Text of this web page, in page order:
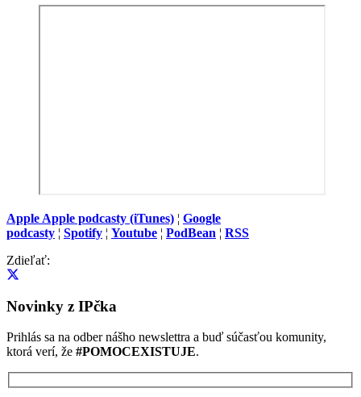
Apple Apple podcasty (iTunes) ¦ Google
podcasty ¦ Spotify ¦ Youtube ¦ PodBean ¦ RSS
Zdieľať:
Novinky z IPčka
Prihlás sa na odber nášho newslettra a buď súčasťou komunity,
ktorá verí, že #POMOCEXISTUJE.